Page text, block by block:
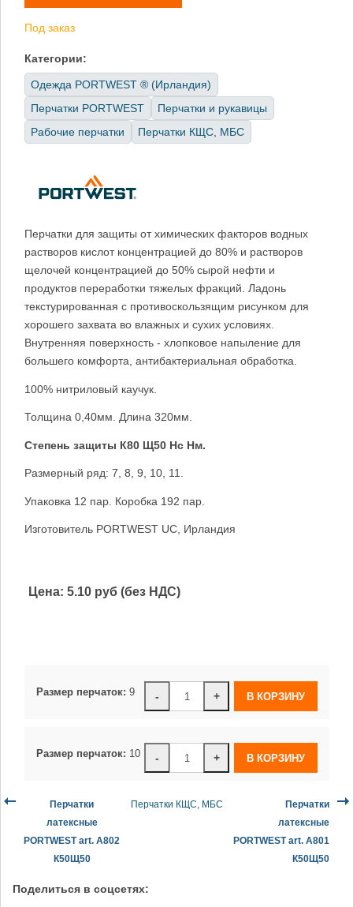
Под заказ
Категории:
Одежда PORTWEST ® (Ирландия)
Перчатки PORTWEST
Перчатки и рукавицы
Рабочие перчатки
Перчатки КЩС, МБС
Перчатки для защиты от химических факторов водных
растворов кислот концентрацией до 80% и растворов
щелочей концентрацией до 50% сырой нефти и
продуктов переработки тяжелых фракций. Ладонь
текстурированная с противоскользящим рисунком для
хорошего захвата во влажных и сухих условиях.
Внутренняя поверхность - хлопковое напыление для
большего комфорта, антибактериальная обработка.
100% нитриловый каучук.
Толщина 0,40мм. Длина 320мм.
Степень защиты К80 Щ50 Нс Нм.
Размерный ряд: 7, 8, 9, 10, 11.
Упаковка 12 пар. Коробка 192 пар.
Изготовитель PORTWEST UC, Ирландия
Цена: 5.10 руб (без НДС)
- +
Размер перчаток: 9
- +
Размер перчаток: 10
Перчатки
латексные
PORTWEST art. A802
К50Щ50
Перчатки КЩС, МБС
Перчатки
латексные
PORTWEST art. A801
К50Щ50
Поделиться в соцсетях: